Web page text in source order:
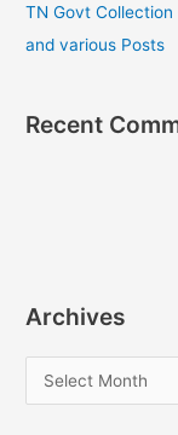
TN Govt
and various Posts
Recent
Archives
r